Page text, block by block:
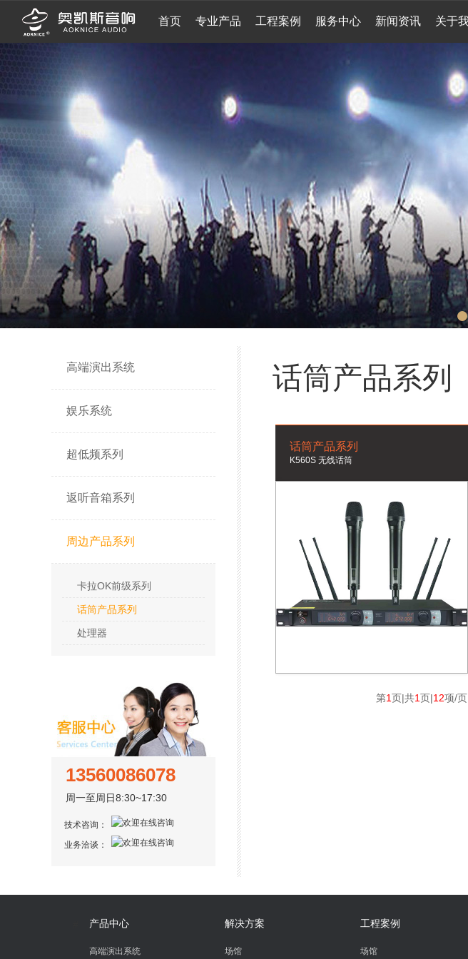
首页 专业产品 工程案例 服务中心 新闻资讯 关于
1
高端演出系统
娱乐系统
超低频系列
返听音箱系列
周边产品系列
卡拉OK前级系列
话筒产品系列
处理器
13560086078
周一至周日8:30~17:30
技术咨询：
业务洽谈：
话筒产品系列
话筒产品系列
K560S 无线话筒
第1页|共1页|12项/
产品中心
高端演出系统
解决方案
场馆
工程案例
场馆